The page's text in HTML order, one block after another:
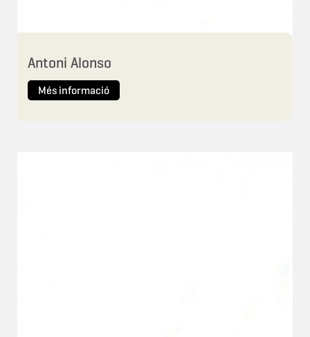
Antoni Alonso
Més informació